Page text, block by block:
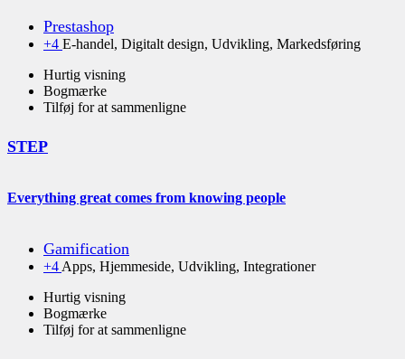
Prestashop
+4 E-handel, Digitalt design, Udvikling, Markedsføring
Hurtig visning
Bogmærke
Tilføj for at sammenligne
STEP
Everything great comes from knowing people
Gamification
+4Apps, Hjemmeside, Udvikling, Integrationer
Hurtig visning
Bogmærke
Tilføj for at sammenligne